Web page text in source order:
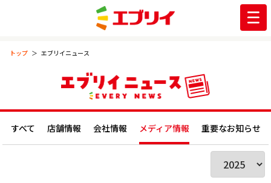
トップ エブリイニュース
すべて 店舗情報 会社情報 メディア情報 重要なお知らせ